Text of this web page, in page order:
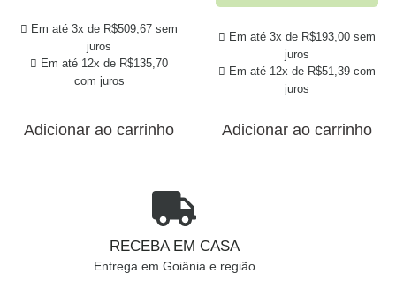
Em até 3x de R$509,67 sem
juros
Em até 12x de R$135,70
com juros
Adicionar ao carrinho
Em até 3x de R$193,00 sem
juros
Em até 12x de R$51,39 com
juros
Adicionar ao carrinho
RECEBA EM CASA
Entrega em Goiânia e região